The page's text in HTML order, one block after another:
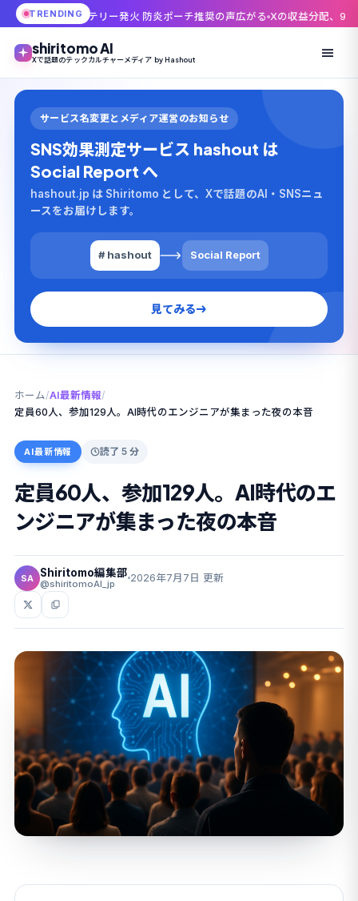
TRENDING
ー発火 防炎ポーチ推奨の声広がる Xの収益分配、9月7日で幕引き——新
shiritomo AI
Xで話題のテックカルチャーメディア by Hashout
サービス名変更とメディア運営のお知らせ
SNS効果測定サービス hashout は
Social Report へ
hashout.jp は Shiritomo として、Xで話題のAI・SNSニュ
ースをお届けします。
# hashout Social Report
見てみる
ホーム /AI最新情報/
定員60人、参加129人。AI時代のエンジニアが集まった夜の本音
AI最新情報 読了 5 分
定員60人、参加129人。AI時代のエ
ンジニアが集まった夜の本音
SA Shiritomo編集部
@shiritomoAI_jp 2026年7月7日 更新